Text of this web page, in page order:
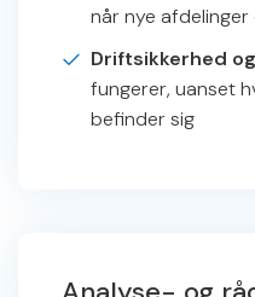
når nye
Driftsikkerhed
fungerer, uanset
befinder sig